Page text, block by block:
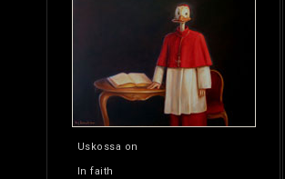
Uskossa on
In faith